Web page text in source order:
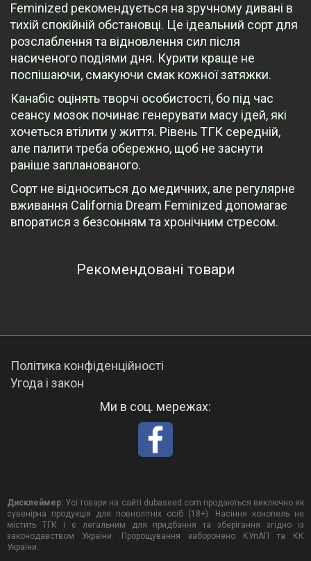
Feminized рекомендується на зручному дивані в
тихій спокійній обстановці. Це ідеальний сорт для
розслаблення та відновлення сил після
насиченого подіями дня. Курити краще не
поспішаючи, смакуючи смак кожної затяжки.
Канабіс оцінять творчі особистості, бо під час
сеансу мозок починає генерувати масу ідей, які
хочеться втілити у життя. Рівень ТГК середній,
але палити треба обережно, щоб не заснути
раніше запланованого.
Сорт не відноситься до медичних, але регулярне
вживання California Dream Feminized допомагає
впоратися з безсонням та хронічним стресом.
Рекомендовані товари
Політика конфіденційності
Угода і закон
Ми в соц. мережах:
Дисклеймер: Усі товари на сайті dubaseed.com продаються виключно як
сувенірна продукція для повнолітніх осіб (18+). Насіння конопель не
містить ТГК і є легальним для придбання та зберігання згідно із
законодавством України. Пророщування заборонено КУпАП та КК
України.